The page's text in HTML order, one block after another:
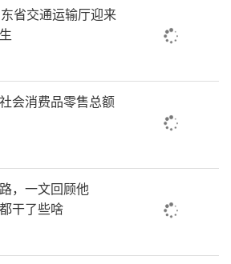
部门充分利用社会公共服务
长需求，如宣传部利用新时
所、站）就近组织附近少年
；工会组织有条件的单位自
文体活动场所开展职工子女
、团市委、妇联、关工委、
化和旅游局、体育局组织妇
科技馆、群众艺术馆、图书
书房、体育馆等场所积极参
省交通运输厅迎来
会消费品零售总额
，一文回顾他
干了些啥